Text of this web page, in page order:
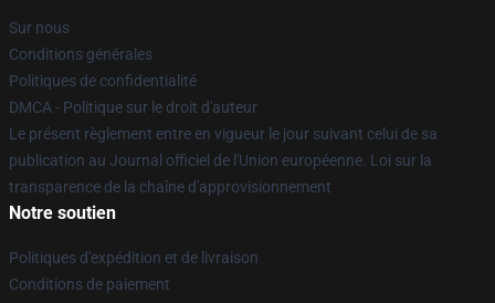
Sur nous
Conditions générales
Politiques de confidentialité
DMCA - Politique sur le droit d'auteur
Le présent règlement entre en vigueur le jour suivant celui de sa
publication au Journal officiel de l'Union européenne. Loi sur la
transparence de la chaîne d'approvisionnement
Notre soutien
Politiques d'expédition et de livraison
Conditions de paiement